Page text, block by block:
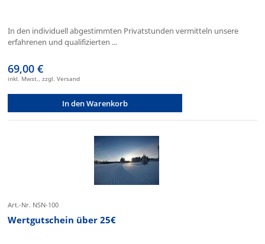
In den individuell abgestimmten Privatstunden vermitteln unsere
erfahrenen und qualifizierten ...
69,00 €
inkl. Mwst., zzgl. Versand
In den Warenkorb
Art.-Nr. NSN-100
Wertgutschein über 25€